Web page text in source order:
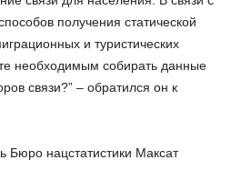
получения статической
и туристических
необходимым собирать данные
связи?” – обратился он к
Бюро нацстатистики Максат